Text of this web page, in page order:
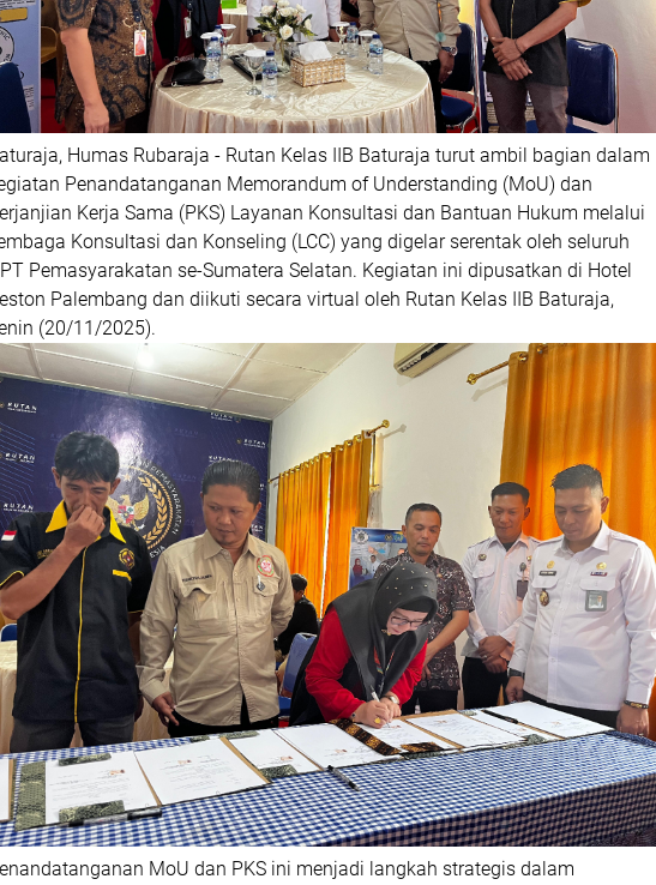
Humas Rubaraja - Rutan Kelas IIB Baturaja turut ambil bagian dalam
Penandatanganan Memorandum of Understanding (MoU) dan
Kerja Sama (PKS) Layanan Konsultasi dan Bantuan Hukum melalui
Konsultasi dan Konseling (LCC) yang digelar serentak oleh seluruh
Pemasyarakatan se-Sumatera Selatan. Kegiatan ini dipusatkan di Hotel
Palembang dan diikuti secara virtual oleh Rutan Kelas IIB Baturaja,
(20/11/2025).
MoU dan PKS ini menjadi langkah strategis dalam